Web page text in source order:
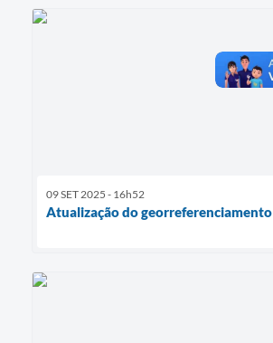
09 SET 2025 - 16h52
Atualização do georreferenciamento